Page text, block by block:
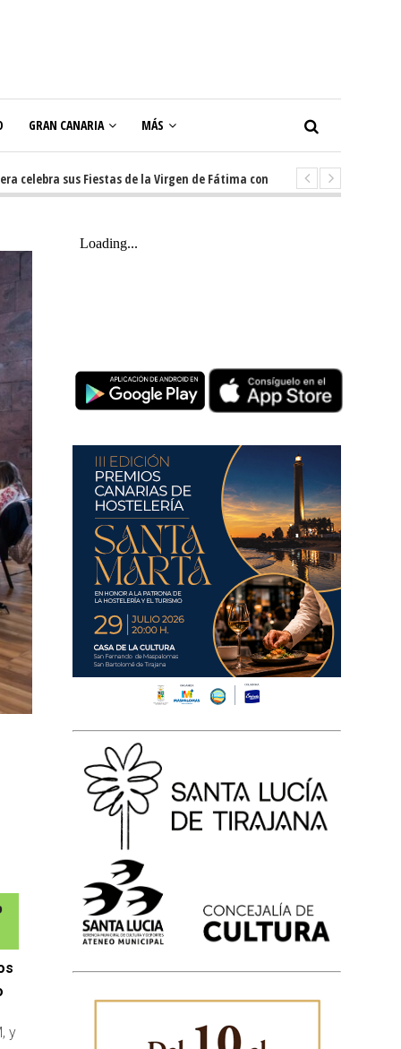
GRAN CANARIA MÁS
sus Fiestas de la Virgen de Fátima con diez días de tradición, música
y